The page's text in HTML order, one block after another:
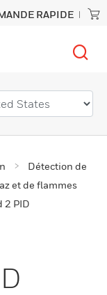
RAPIDE
Détection de
et de flammes
2 PID